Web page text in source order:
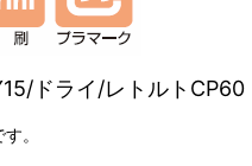
ドライ/レトルトCP60
。